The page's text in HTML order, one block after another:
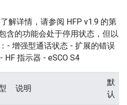
解详情，请参阅 HFP v1.9 的第
含的功能会处于停用状态，但以
- 增强型通话状态 - 扩展的错误
指示器 - eSCO S4
说明
默
认